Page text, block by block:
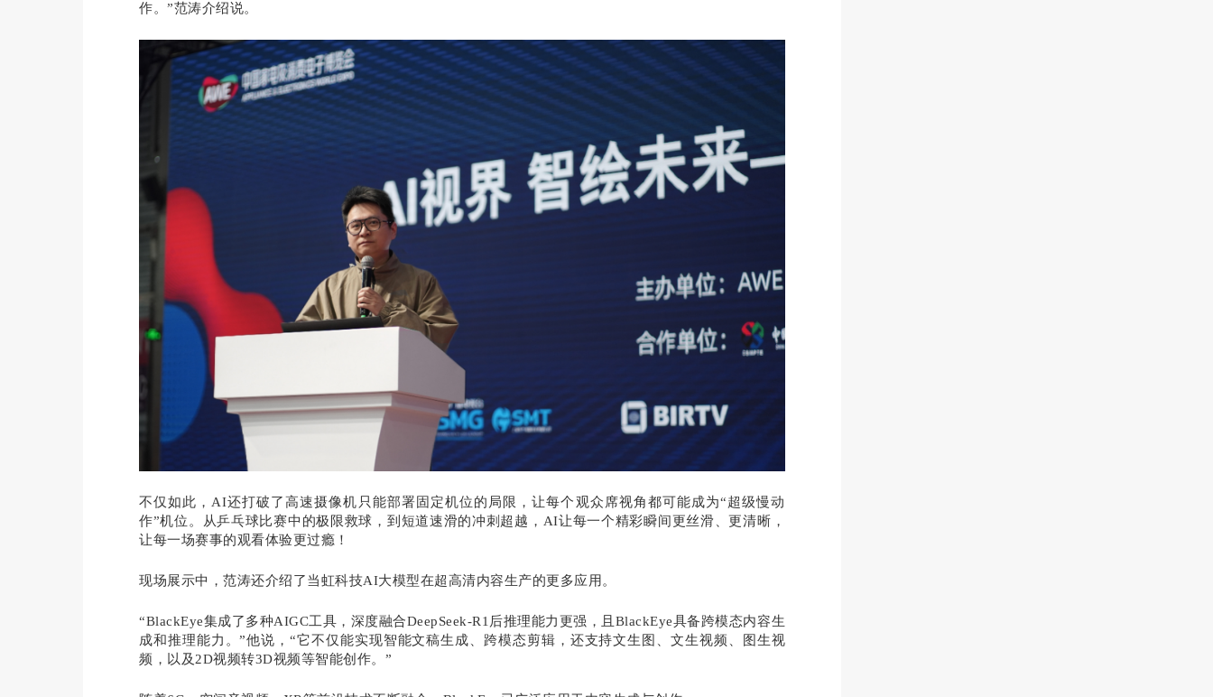
作。 ”范涛介绍说。
不仅如此，AI还打破了高速摄像机只能部署固定机位的局限，让每个观众席视角都可能成为“超级慢动
作”机位。从乒乓球比赛中的极限救球，到短道速滑的冲刺超越，AI让每一个精彩瞬间更丝滑、更清晰，
让每一场赛事的观看体验更过瘾！
现场展示中，范涛还介绍了当虹科技AI大模型在超高清内容生产的更多应用。
“BlackEye集成了多种AIGC工具，深度融合DeepSeek-R1后推理能力更强，且BlackEye具备跨模态内容生
成和推理能力。”他说，“它不仅能实现智能文稿生成、跨模态剪辑，还支持文生图、文生视频、图生视
频，以及2D视频转3D视频等智能创作。”